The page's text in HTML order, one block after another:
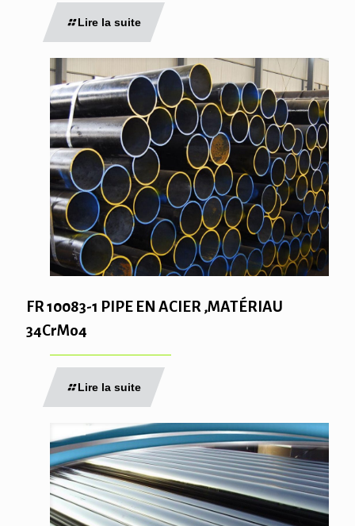
Lire la suite
FR 10083-1 PIPE EN ACIER ,MATÉRIAU
34CrMo4
Lire la suite